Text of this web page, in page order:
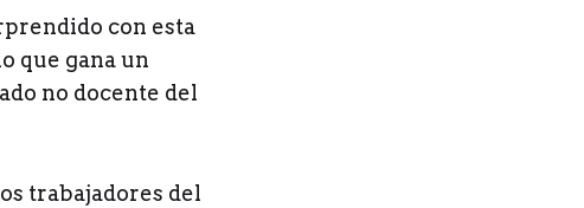
con esta
que gana un
no docente del
trabajadores del